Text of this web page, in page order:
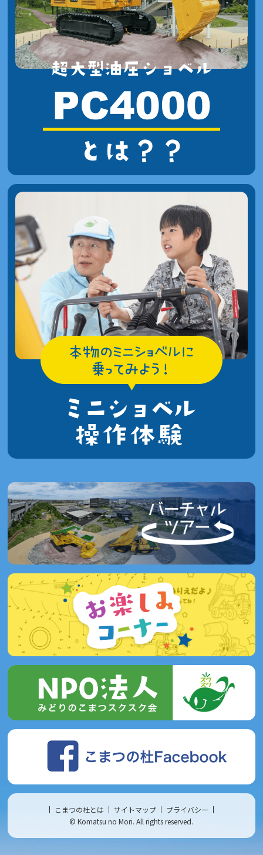
こまつの杜とは サイトマップ
プライバシー
© Komatsu no Mori. All rights reserved.